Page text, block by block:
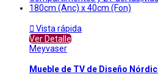
 Vista rápida
Ver Detalle
Meyvaser
Mueble de TV de Diseño